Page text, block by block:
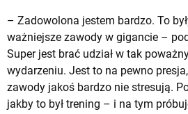
– Zadowolona jestem bardzo. To
ważniejsze zawody w gigancie –
Super jest brać udział w tak
wydarzeniu. Jest to na pewno
zawody jakoś bardzo nie stresują.
jakby to był trening – i na tym